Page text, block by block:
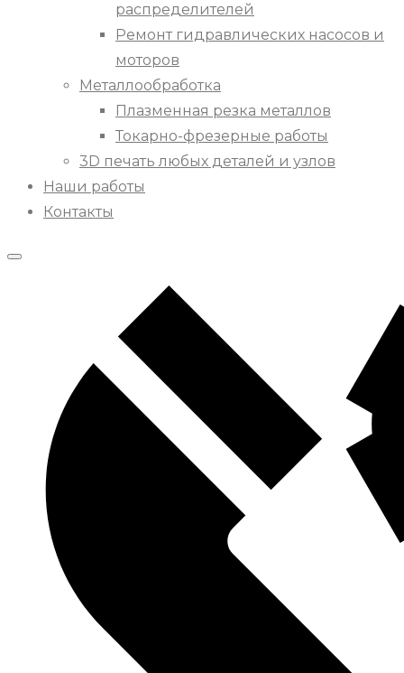
распределителей
Ремонт гидравлических насосов и
моторов
Металлообработка
Плазменная резка металлов
Токарно-фрезерные работы
3D печать любых деталей и узлов
Наши работы
Контакты